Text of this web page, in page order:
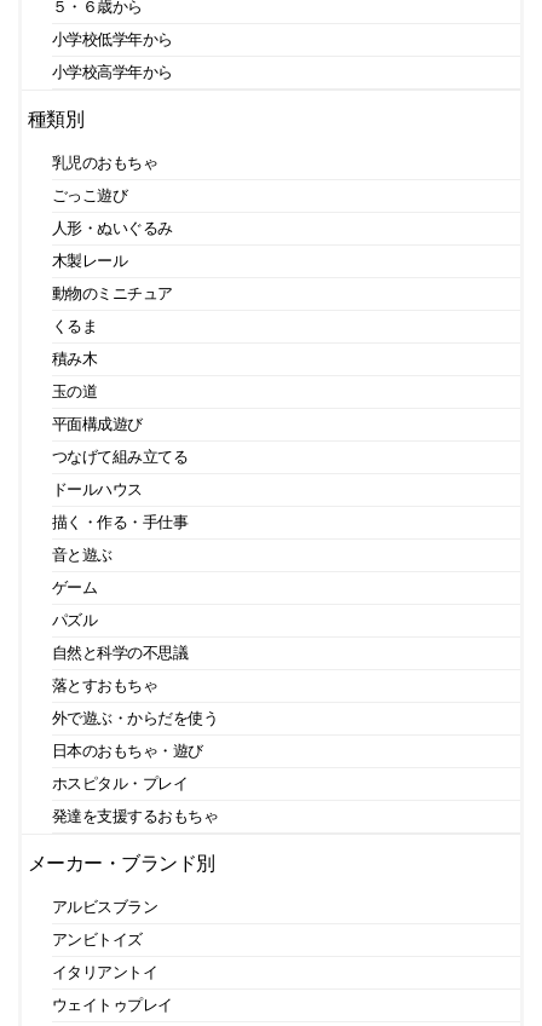
５・６歳から
小学校低学年から
小学校高学年から
種類別
乳児のおもちゃ
ごっこ遊び
人形・ぬいぐるみ
木製レール
動物のミニチュア
くるま
積み木
玉の道
平面構成遊び
つなげて組み立てる
ドールハウス
描く・作る・手仕事
音と遊ぶ
ゲーム
パズル
自然と科学の不思議
落とすおもちゃ
外で遊ぶ・からだを使う
日本のおもちゃ・遊び
ホスピタル・プレイ
発達を支援するおもちゃ
メーカー・ブランド別
アルビスブラン
アンビトイズ
イタリアントイ
ウェイトゥプレイ